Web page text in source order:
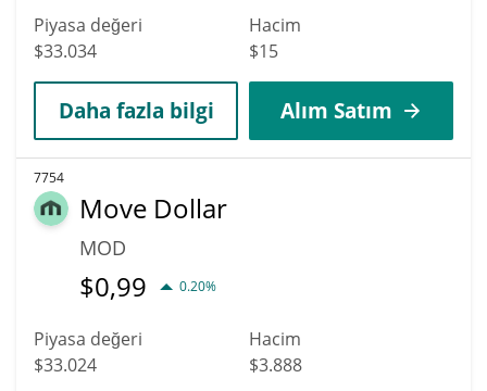
Piyasa değeri
$33.034
Hacim
$15
Daha fazla bilgi Alım Satım
7754
Move Dollar
MOD
$0,99 0.20%
Piyasa değeri
$33.024
Hacim
$3.888